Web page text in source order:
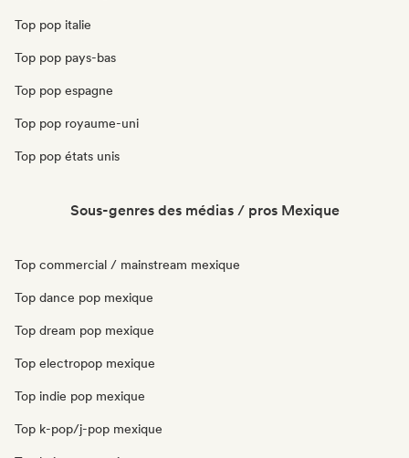
Top pop italie
Top pop pays-bas
Top pop espagne
Top pop royaume-uni
Top pop états unis
Sous-genres des médias / pros Mexique
Top commercial / mainstream mexique
Top dance pop mexique
Top dream pop mexique
Top electropop mexique
Top indie pop mexique
Top k-pop/j-pop mexique